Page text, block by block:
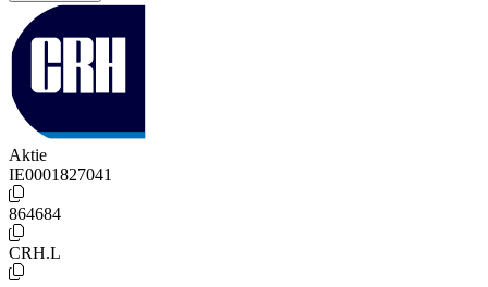
Aktie
IE0001827041
864684
CRH.L